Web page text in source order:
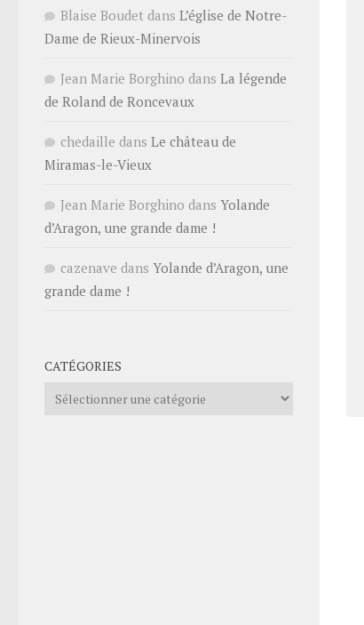
Blaise Boudet dans L’église de Notre-
Dame de Rieux-Minervois
Jean Marie Borghino dans La légende
de Roland de Roncevaux
chedaille dans Le château de
Miramas-le-Vieux
Jean Marie Borghino dans Yolande
d’Aragon, une grande dame !
cazenave dans Yolande d’Aragon, une
grande dame !
CATÉGORIES
Catégories